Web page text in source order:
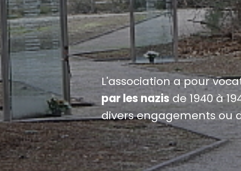
L'association a pour
par les nazis de 1940 à
divers engagements ou